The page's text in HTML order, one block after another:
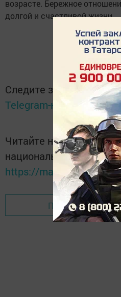
возрасте. Бережное
долгой и счастливой жизни.
Главный
Следите за самым
Telegram-канале
Читайте новости
национальном
https://max.ru/tatmedia
Перейти на